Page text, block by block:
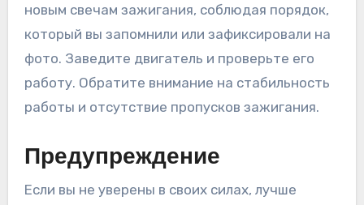
новым свечам зажигания, соблюдая порядок,
который вы запомнили или зафиксировали на
фото. Заведите двигатель и проверьте его
работу. Обратите внимание на стабильность
работы и отсутствие пропусков зажигания.
Предупреждение
Если вы не уверены в своих силах, лучше